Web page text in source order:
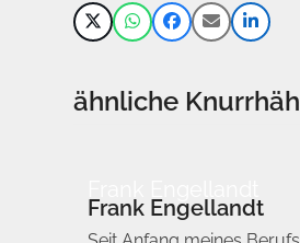
ähnliche
Frank Engellandt